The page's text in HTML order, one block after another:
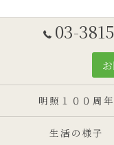
03-
明照１００周年
生活の様子